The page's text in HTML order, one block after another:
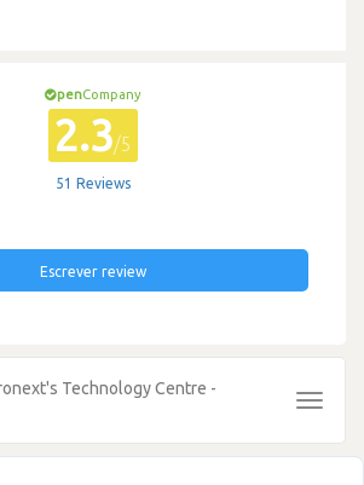
penCompany
2.3/5
51 Reviews
Escrever review
Technology Centre -
Toggle